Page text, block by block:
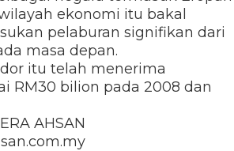
ekonomi itu bakal
pelaburan signifikan dari
masa depan.
itu telah menerima
RM30 bilion pada 2008 dan
AHSAN